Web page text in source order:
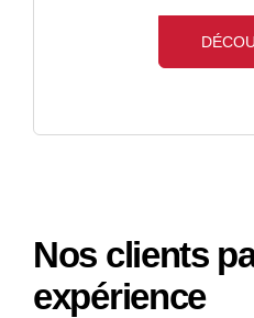
aux
les
au
Nos clients
expérience